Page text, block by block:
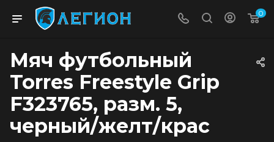
0
Мяч футбольный
Torres Freestyle Grip
F323765, разм. 5,
черный/желт/крас